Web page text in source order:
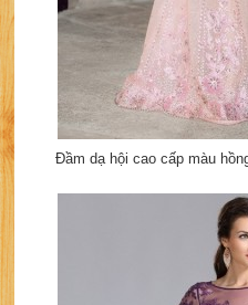
Đầm dạ hội cao cấp màu